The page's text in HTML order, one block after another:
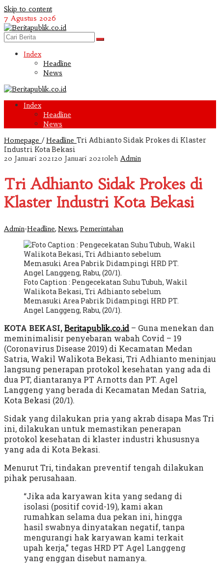
Skip to content
7 Agustus 2026
Index
Headline
News
Index
Headline
News
Homepage /Headline Tri Adhianto Sidak Prokes di Klaster
Industri Kota Bekasi
20 Januari 202120 Januari 2021oleh Admin
Tri Adhianto Sidak Prokes di
Klaster Industri Kota Bekasi
Admin-Headline, News, Pemerintahan
Foto Caption : Pengecekatan Suhu Tubuh, Wakil
Walikota Bekasi, Tri Adhianto sebelum
Memasuki Area Pabrik Didampingi HRD PT.
Angel Langgeng, Rabu, (20/1).
KOTA BEKASI, Beritapublik.co.id– Guna menekan dan
meminimalisir penyebaran wabah Covid – 19
(Coronavirus Disease 2019) di Kecamatan Medan
Satria, Wakil Walikota Bekasi, Tri Adhianto meninjau
langsung penerapan protokol kesehatan yang ada di
dua PT, diantaranya PT Arnotts dan PT. Agel
Langgeng yang berada di Kecamatan Medan Satria,
Kota Bekasi (20/1).
Sidak yang dilakukan pria yang akrab disapa Mas Tri
ini, dilakukan untuk memastikan penerapan
protokol kesehatan di klaster industri khususnya
yang ada di Kota Bekasi.
Menurut Tri, tindakan preventif tengah dilakukan
pihak perusahaan.
“Jika ada karyawan kita yang sedang di
isolasi (positif covid-19), kami akan
rumahkan selama dua pekan ini, hingga
hasil swabnya dinyatakan negatif, tanpa
mengurangi hak karyawan kami terkait
upah kerja,” tegas HRD PT Agel Langgeng
yang enggan disebut namanya.